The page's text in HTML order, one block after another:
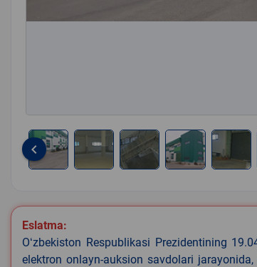
of
8
keyboard_arrow_left
Eslatma:
Oʻzbekiston Respublikasi Prezidentining
elektron onlayn-auksion savdolari